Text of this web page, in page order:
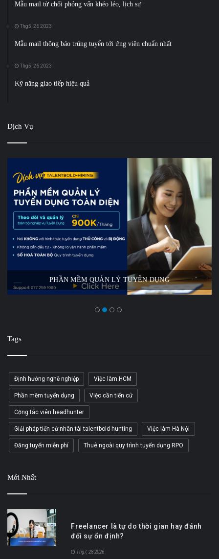
Mẫu mail từ chối phỏng vấn khéo léo, lịch sự
Thg5, 26 2023
Mẫu mail thông báo trúng tuyển tới ứng viên chuẩn nhất
Thg5, 26 2023
Kỹ năng giao tiếp hiệu quả
Dịch Vụ
THUÊ NGOÀI QUY TRÌNH TUYỂN DỤNG
Tags
Định hướng nghề nghiệp Việc làm HCM
Phần mềm tuyển dụng Việc cần tiến cử
Cộng tác viên headhunter
Giải pháp tiến cử nhân tài talentbold-hunting Việc làm Hà Nội
Đăng tuyển miễn phí Thuê ngoài quy trình tuyển dụng RPO
Mới Nhất
Freelancer là tự do thời gian hay đánh
đổi sự ổn định?
Thg7, 28 2026